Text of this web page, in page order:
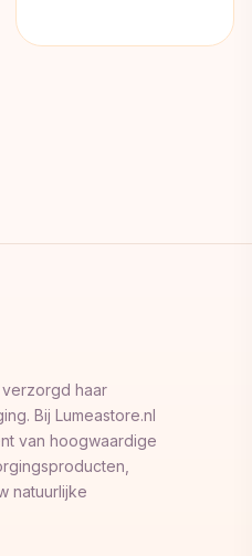
was:
is:
haar
Bij Lumeastore.nl
van hoogwaardige
natuurlijke